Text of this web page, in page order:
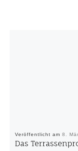
Veröffentlicht am8.
Das